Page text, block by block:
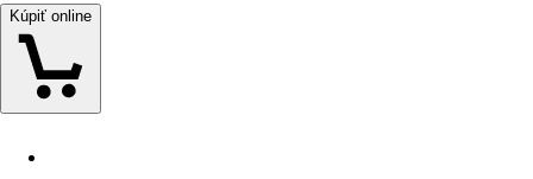
Kúpiť online